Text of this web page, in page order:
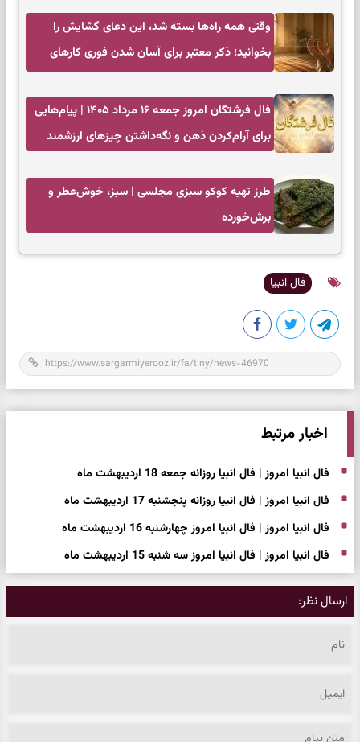
وقتی همه راه‌ها بسته شد، این دعای گشایش را
بخوانید؛ ذکر معتبر برای آسان شدن فوری کارهای
فال فرشتگان امروز جمعه ۱۶ مرداد ۱۴۰۵ | پیام‌هایی
برای آرام‌کردن ذهن و نگه‌داشتن چیزهای ارزشمند
طرز تهیه کوکو سبزی مجلسی | سبز، خوش‌عطر و
برش‌خورده
فال انبیا
اخبار مرتبط
فال انبیا امروز | فال انبیا روزانه جمعه 18 اردیبهشت ماه
فال انبیا امروز | فال انبیا روزانه پنجشنبه 17 اردیبهشت ماه
فال انبیا امروز | فال انبیا امروز چهارشنبه 16 اردیبهشت ماه
فال انبیا امروز | فال انبیا امروز سه شنبه 15 اردیبهشت ماه
ارسال نظر: